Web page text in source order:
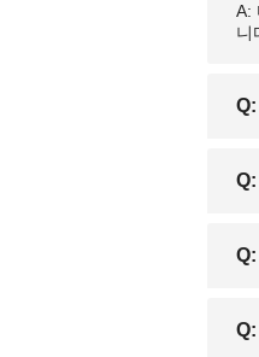
A:
니
A:
A:
A:
니